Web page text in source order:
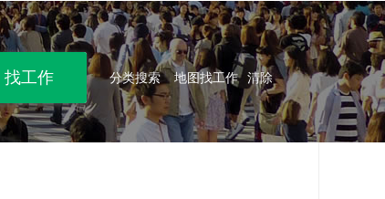
分类搜索 地图找工作 清除